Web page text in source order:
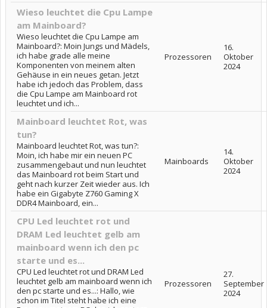
Wieso leuchtet die Cpu Lampe
am Mainboard?
Wieso leuchtet die Cpu Lampe am
Mainboard?: Moin Jungs und Mädels,
ich habe grade alle meine
Komponenten von meinem alten
Gehäuse in ein neues getan. Jetzt
habe ich jedoch das Problem, dass
die Cpu Lampe am Mainboard rot
leuchtet und ich...
Prozessoren
16.
Oktober
2024
Mainboard leuchtet Rot, was
tun?
Mainboard leuchtet Rot, was tun?:
Moin, ich habe mir ein neuen PC
zusammengebaut und nun leuchtet
das Mainboard rot beim Start und
geht nach kurzer Zeit wieder aus. Ich
habe ein Gigabyte Z760 Gaming X
DDR4 Mainboard, ein...
Mainboards
14.
Oktober
2024
CPU Led leuchtet rot und
DRAM Led leuchtet gelb am
mainboard wenn ich den pc
starte und es...
CPU Led leuchtet rot und DRAM Led
leuchtet gelb am mainboard wenn ich
den pc starte und es...: Hallo, wie
schon im Titel steht habe ich eine
Prozessoren
27.
September
2024